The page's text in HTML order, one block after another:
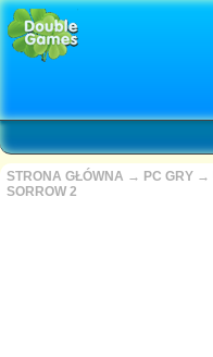
STRONA GŁÓWNA → PC GRY →
SORROW 2